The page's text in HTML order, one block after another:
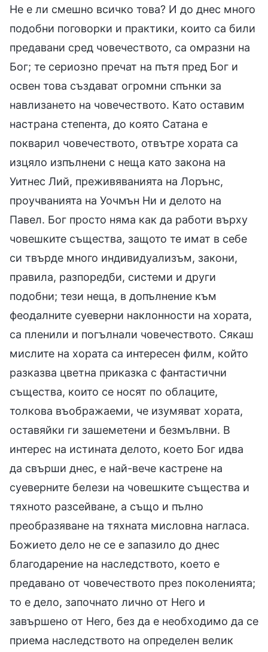
Не е ли смешно всичко това? И до днес много
подобни поговорки и практики, които са били
предавани сред човечеството, са омразни на
Бог; те сериозно пречат на пътя пред Бог и
освен това създават огромни спънки за
навлизането на човечеството. Като оставим
настрана степента, до която Сатана е
покварил човечеството, отвътре хората са
изцяло изпълнени с неща като закона на
Уитнес Лий, преживяванията на Лорънс,
проучванията на Уочмън Ни и делото на
Павел. Бог просто няма как да работи върху
човешките същества, защото те имат в себе
си твърде много индивидуализъм, закони,
правила, разпоредби, системи и други
подобни; тези неща, в допълнение към
феодалните суеверни наклонности на хората,
са пленили и погълнали човечеството. Сякаш
мислите на хората са интересен филм, който
разказва цветна приказка с фантастични
същества, които се носят по облаците,
толкова въображаеми, че изумяват хората,
оставяйки ги зашеметени и безмълвни. В
интерес на истината делото, което Бог идва
да свърши днес, е най-вече кастрене на
суеверните белези на човешките същества и
тяхното разсейване, а също и пълно
преобразяване на тяхната мисловна нагласа.
Божието дело не се е запазило до днес
благодарение на наследството, което е
предавано от човечеството през поколенията;
то е дело, започнато лично от Него и
завършено от Него, без да е необходимо да се
приема наследството на определен велик